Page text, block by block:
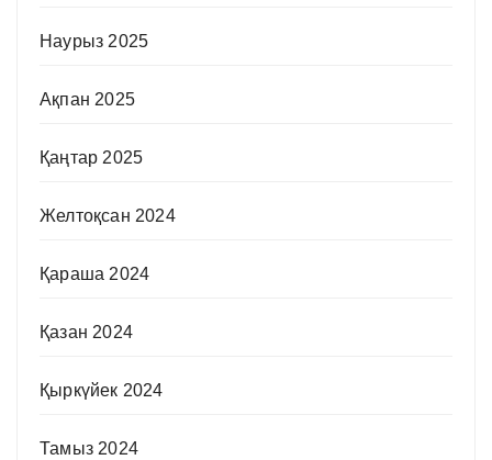
Наурыз 2025
Ақпан 2025
Қаңтар 2025
Желтоқсан 2024
Қараша 2024
Қазан 2024
Қыркүйек 2024
Тамыз 2024